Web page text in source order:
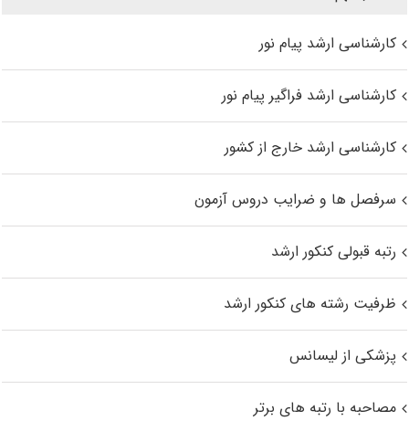
کارشناسی ارشد پیام نور
کارشناسی ارشد فراگیر پیام نور
کارشناسی ارشد خارج از کشور
سرفصل ها و ضرایب دروس آزمون
رتبه قبولی کنکور ارشد
ظرفیت رشته های کنکور ارشد
پزشکی از لیسانس
مصاحبه با رتبه های برتر